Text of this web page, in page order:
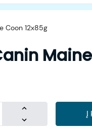
Coon 12x85g
Į